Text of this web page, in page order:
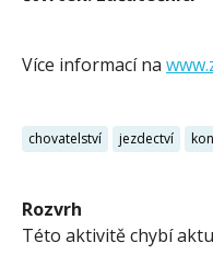
Více informací na
chovatelství jezdectví
Rozvrh
Této aktivitě chybí